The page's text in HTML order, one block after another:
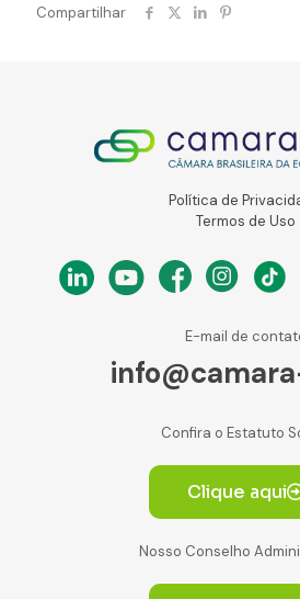
Compartilhar
Política de
Termos de Uso
E-mail de
Confira o Estatuto
Clique aqui
Nosso Conselho